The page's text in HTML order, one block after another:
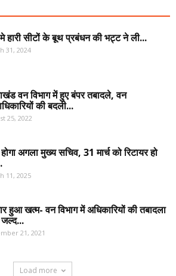
हारी सीटों के बूथ प्रबंधन की भट्ट ने ली...
31, 2024
वन विभाग में हुए बंपर तबादले, वन
की बदली...
25, 2022
अगला मुख्य सचिव, 31 मार्च को रिटायर हो
11, 2025
हुआ खत्म- वन विभाग में अधिकारियों की तबादला
21, 2021
Load more